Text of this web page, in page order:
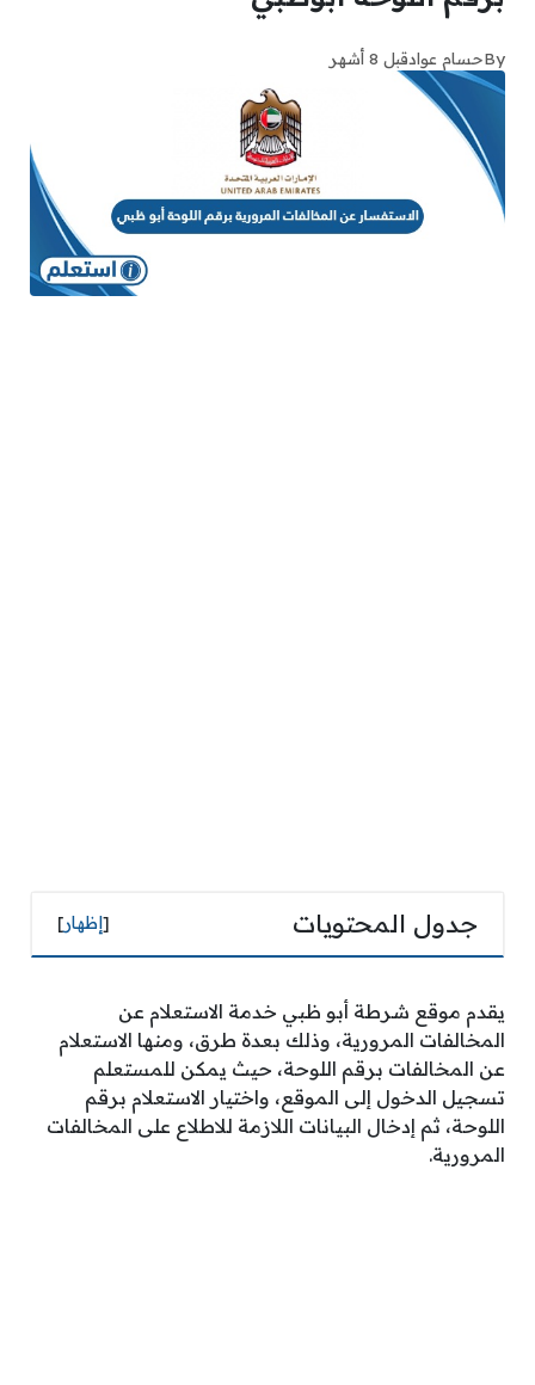
Byحسام عوادقبل 8 أشهر
جدول المحتويات [ إظهار]
يقدم موقع شرطة أبو ظبي خدمة الاستعلام عن
المخالفات المرورية، وذلك بعدة طرق، ومنها الاستعلام
عن المخالفات برقم اللوحة، حيث يمكن للمستعلم
تسجيل الدخول إلى الموقع، واختيار الاستعلام برقم
اللوحة، ثم إدخال البيانات اللازمة للاطلاع على المخالفات
المرورية.